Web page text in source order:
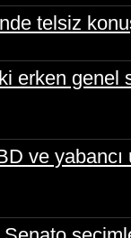
telsiz
erken genel
ve yabancı